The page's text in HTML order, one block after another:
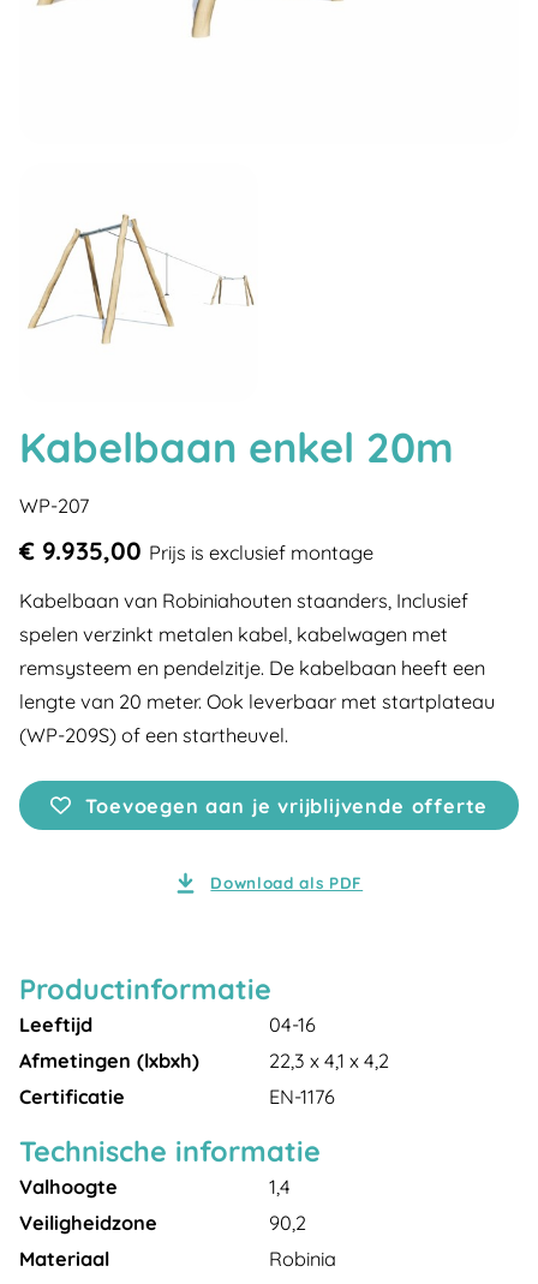
Kabelbaan enkel 20m
WP-207
€ 9.935,00 Prijs is exclusief montage
Kabelbaan van Robiniahouten staanders, Inclusief
spelen verzinkt metalen kabel, kabelwagen met
remsysteem en pendelzitje. De kabelbaan heeft een
lengte van 20 meter. Ook leverbaar met startplateau
(WP-209S) of een startheuvel.
Toevoegen aan je vrijblijvende offerte
Download als PDF
Productinformatie
Leeftijd
04-16
Afmetingen (lxbxh)
22,3 x 4,1 x 4,2
Certificatie
EN-1176
Technische informatie
Valhoogte
1,4
Veiligheidzone
90,2
Materiaal
Robinia